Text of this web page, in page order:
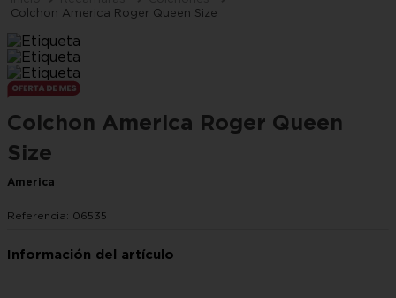
Colchon America Roger Queen Size
Colchon America Roger Queen
Size
America
Referencia: 06535
4.
5.
6.
salas
9.
estufa
10. sala